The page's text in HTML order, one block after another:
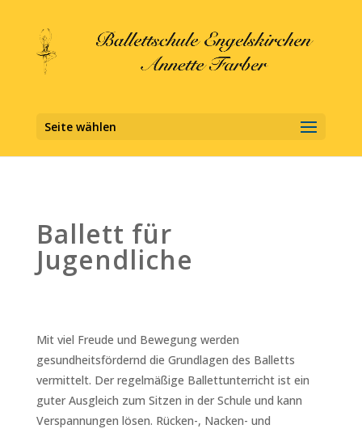
Seite wählen
Ballett für
Jugendliche
Mit viel Freude und Bewegung werden
gesundheitsfördernd die Grundlagen des Balletts
vermittelt. Der regelmäßige Ballettunterricht ist ein
guter Ausgleich zum Sitzen in der Schule und kann
Verspannungen lösen. Rücken-, Nacken- und